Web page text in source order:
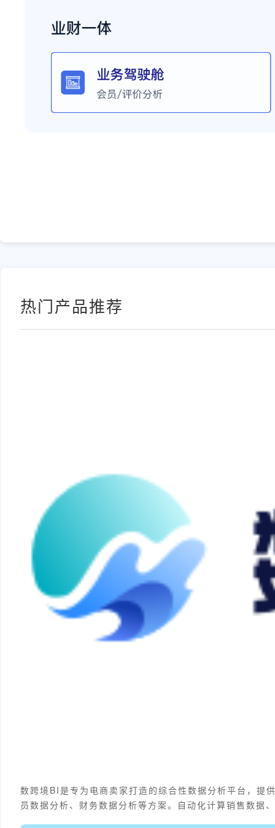
热门产品推荐
数跨境BI是专为电商卖家打造的综合性数据分析平台，提
员数据分析、财务数据分析等方案。自动化计算销售数据